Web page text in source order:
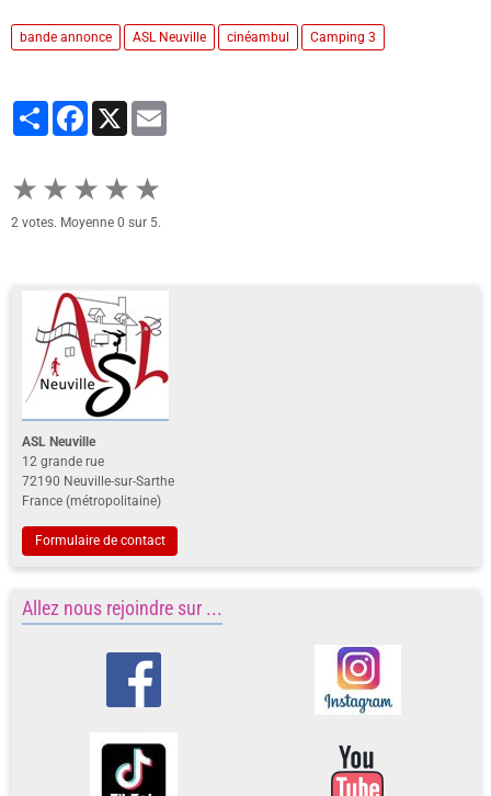
bande annonce ASL Neuville cinéambul Camping 3
PartagerFacebook
X
★ ★ ★ ★ ★
2 votes. Moyenne 0 sur 5.
ASL Neuville
12 grande rue
72190 Neuville-sur-Sarthe
France (métropolitaine)
Formulaire de contact
Allez nous rejoindre sur ...